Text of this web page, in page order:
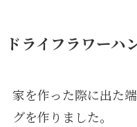
ドライフラワーハ
家を作った際に出た
グを作りました。